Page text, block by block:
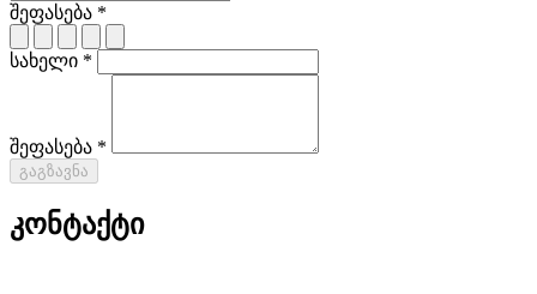
შეფასება *
სახელი *
შეფასება *
გაგზავნა
კონტაქტი